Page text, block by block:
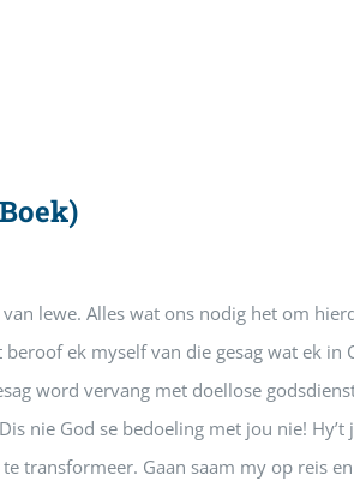
lewe. Alles wat ons nodig het om
ek myself van die gesag wat ek
word vervang met doellose
nie God se bedoeling met jou nie!
transformeer. Gaan saam my op reis